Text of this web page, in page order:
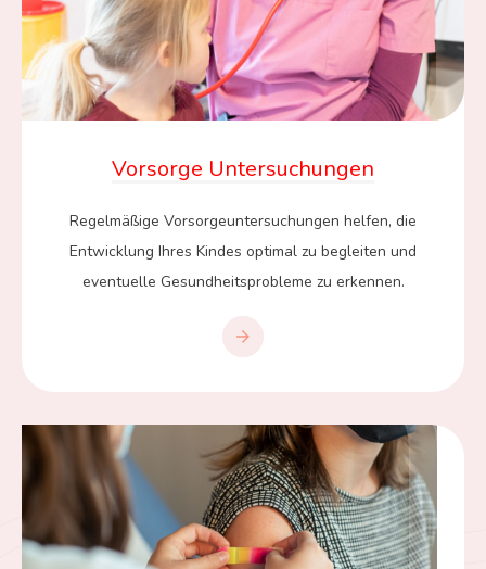
Vorsorge Untersuchungen
Regelmäßige Vorsorgeuntersuchungen helfen, die
Entwicklung Ihres Kindes optimal zu begleiten und
eventuelle Gesundheitsprobleme zu erkennen.